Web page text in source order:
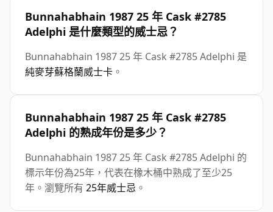
Bunnahabhain 1987 25 年 Cask #2785
Adelphi 是什麼類型的威士忌？
Bunnahabhain 1987 25 年 Cask #2785 Adelphi 是
純麥芽蘇格蘭威士卡 。
Bunnahabhain 1987 25 年 Cask #2785
Adelphi 的熟成年份是多少？
Bunnahabhain 1987 25 年 Cask #2785 Adelphi 的
標示年份為25年，代表在橡木桶中熟成了至少25
年。瀏覽所有 25年威士忌 。